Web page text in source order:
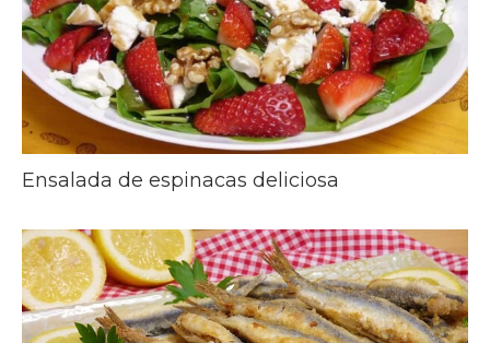
Ensalada de espinacas deliciosa